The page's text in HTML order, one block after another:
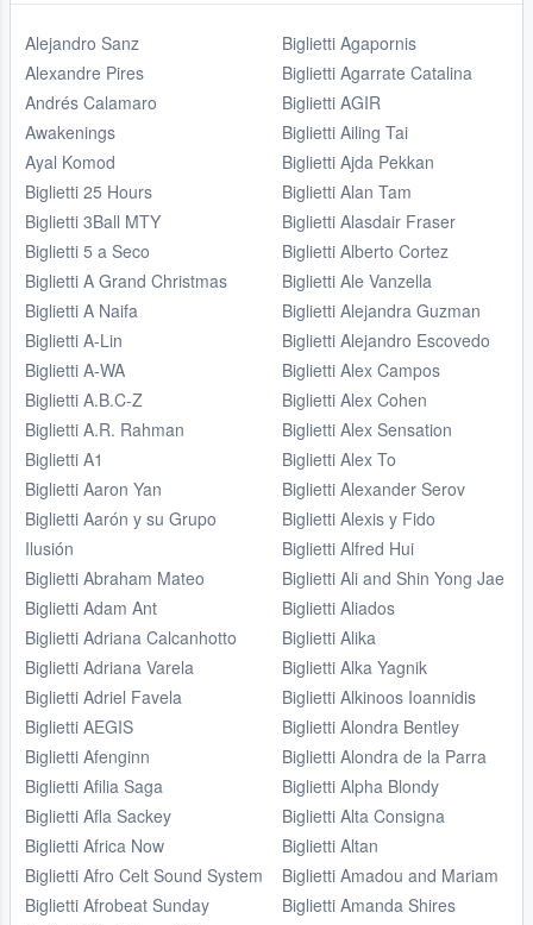
Alejandro Sanz
Alexandre Pires
Andrés Calamaro
Awakenings
Ayal Komod
Biglietti 25 Hours
Biglietti 3Ball MTY
Biglietti 5 a Seco
Biglietti A Grand Christmas
Biglietti A Naifa
Biglietti A-Lin
Biglietti A-WA
Biglietti A.B.C-Z
Biglietti A.R. Rahman
Biglietti A1
Biglietti Aaron Yan
Biglietti Aarón y su Grupo
Ilusión
Biglietti Abraham Mateo
Biglietti Adam Ant
Biglietti Adriana Calcanhotto
Biglietti Adriana Varela
Biglietti Adriel Favela
Biglietti AEGIS
Biglietti Afenginn
Biglietti Afilia Saga
Biglietti Afla Sackey
Biglietti Africa Now
Biglietti Afro Celt Sound System
Biglietti Afrobeat Sunday
Biglietti Agapornis
Biglietti Agarrate Catalina
Biglietti AGIR
Biglietti Ailing Tai
Biglietti Ajda Pekkan
Biglietti Alan Tam
Biglietti Alasdair Fraser
Biglietti Alberto Cortez
Biglietti Ale Vanzella
Biglietti Alejandra Guzman
Biglietti Alejandro Escovedo
Biglietti Alex Campos
Biglietti Alex Cohen
Biglietti Alex Sensation
Biglietti Alex To
Biglietti Alexander Serov
Biglietti Alexis y Fido
Biglietti Alfred Hui
Biglietti Ali and Shin Yong Jae
Biglietti Aliados
Biglietti Alika
Biglietti Alka Yagnik
Biglietti Alkinoos Ioannidis
Biglietti Alondra Bentley
Biglietti Alondra de la Parra
Biglietti Alpha Blondy
Biglietti Alta Consigna
Biglietti Altan
Biglietti Amadou and Mariam
Biglietti Amanda Shires